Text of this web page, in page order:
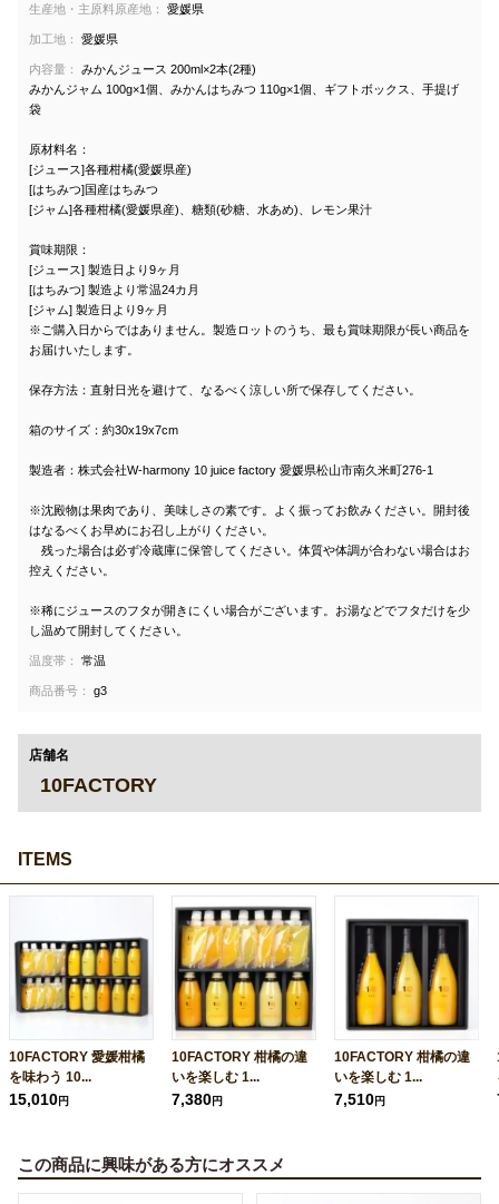
生産地・主原料原産地： 愛媛県
加工地： 愛媛県
内容量：
みかんジュース 200ml×2本(2種)
みかんジャム 100g×1個、みかんはちみつ 110g×1個、ギフトボックス、手提げ
袋
原材料名：
[ジュース]各種柑橘(愛媛県産)
[はちみつ]国産はちみつ
[ジャム]各種柑橘(愛媛県産)、糖類(砂糖、水あめ)、レモン果汁
賞味期限：
[ジュース] 製造日より9ヶ月
[はちみつ] 製造より常温24カ月
[ジャム] 製造日より9ヶ月
※ご購入日からではありません。製造ロットのうち、最も賞味期限が長い商品を
お届けいたします。
保存方法：直射日光を避けて、なるべく涼しい所で保存してください。
箱のサイズ：約30x19x7cm
製造者：株式会社W-harmony 10 juice factory 愛媛県松山市南久米町276-1
※沈殿物は果肉であり、美味しさの素です。よく振ってお飲みください。開封後
はなるべくお早めにお召し上がりください。
残った場合は必ず冷蔵庫に保管してください。体質や体調が合わない場合はお
控えください。
※稀にジュースのフタが開きにくい場合がございます。お湯などでフタだけを少
し温めて開封してください。
温度帯： 常温
商品番号： g3
店舗名
10FACTORY
ITEMS
10FACTORY 愛媛柑橘
を味わう 10...
15,010円
10FACTORY 柑橘の違
いを楽しむ 1...
7,380円
10FACTORY 柑橘の違
いを楽しむ 1...
7,510円
この商品に興味がある方にオススメ